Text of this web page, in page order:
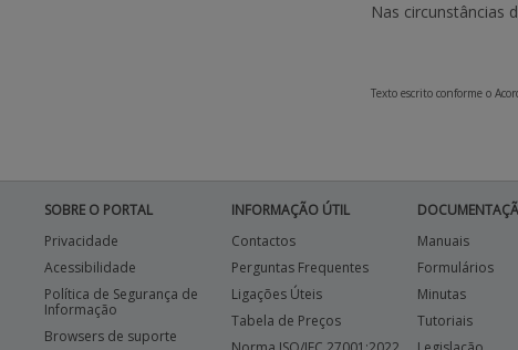
Nas circunstâncias
Texto escrito conforme o
SOBRE O PORTAL
Privacidade
Acessibilidade
Política de Segurança de
Informação
Browsers de suporte
INFORMAÇÃO ÚTIL
Contactos
Perguntas Frequentes
Ligações Úteis
Tabela de Preços
Manuais
Formulários
Minutas
Tutoriais